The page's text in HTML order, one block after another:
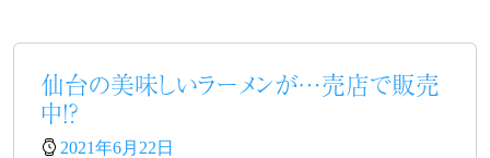
仙台の美味しいラーメンが…売店で販売
中！？
2021年6月22日